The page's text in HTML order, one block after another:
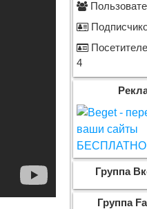
4
Группа
Группа